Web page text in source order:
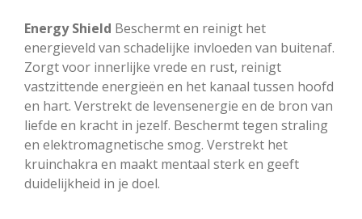
Energy Shield Beschermt en reinigt het
energieveld van schadelijke invloeden van buitenaf.
Zorgt voor innerlijke vrede en rust, reinigt
vastzittende energieën en het kanaal tussen hoofd
en hart. Verstrekt de levensenergie en de bron van
liefde en kracht in jezelf. Beschermt tegen straling
en elektromagnetische smog. Verstrekt het
kruinchakra en maakt mentaal sterk en geeft
duidelijkheid in je doel.